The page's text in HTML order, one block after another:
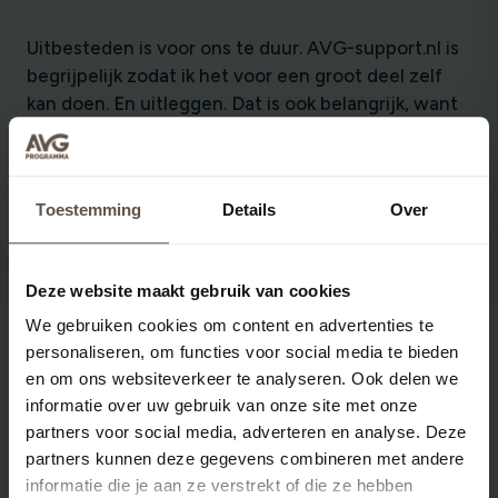
Toestemming Details Over
Deze website maakt gebruik van cookies
We gebruiken cookies om content en advertenties te
personaliseren, om functies voor social media te bieden
en om ons websiteverkeer te analyseren. Ook delen we
informatie over uw gebruik van onze site met onze
partners voor social media, adverteren en analyse. Deze
partners kunnen deze gegevens combineren met andere
informatie die je aan ze verstrekt of die ze hebben
Uitbesteden is voor ons te duur. AVG-support.nl is
begrijpelijk zodat ik het voor een groot deel zelf
kan doen. En uitleggen. Dat is ook belangrijk, want
iedereen in de vereniging moet zich er a an
houden.
Amersfoorts Jeugdorkest
Kan ik ook kiezen voor per maand
factureren?